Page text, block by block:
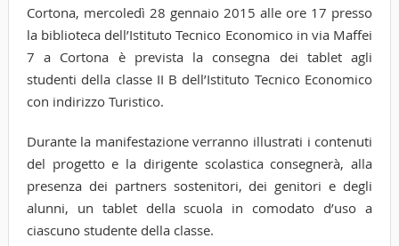
Cortona, mercoledì 28 gennaio 2015 alle ore 17 presso
la biblioteca dell’Istituto Tecnico Economico in via Maffei
7 a Cortona è prevista la consegna dei tablet agli
studenti della classe II B dell’Istituto Tecnico Economico
con indirizzo Turistico.
Durante la manifestazione verranno illustrati i contenuti
del progetto e la dirigente scolastica consegnerà, alla
presenza dei partners sostenitori, dei genitori e degli
alunni, un tablet della scuola in comodato d’uso a
ciascuno studente della classe.